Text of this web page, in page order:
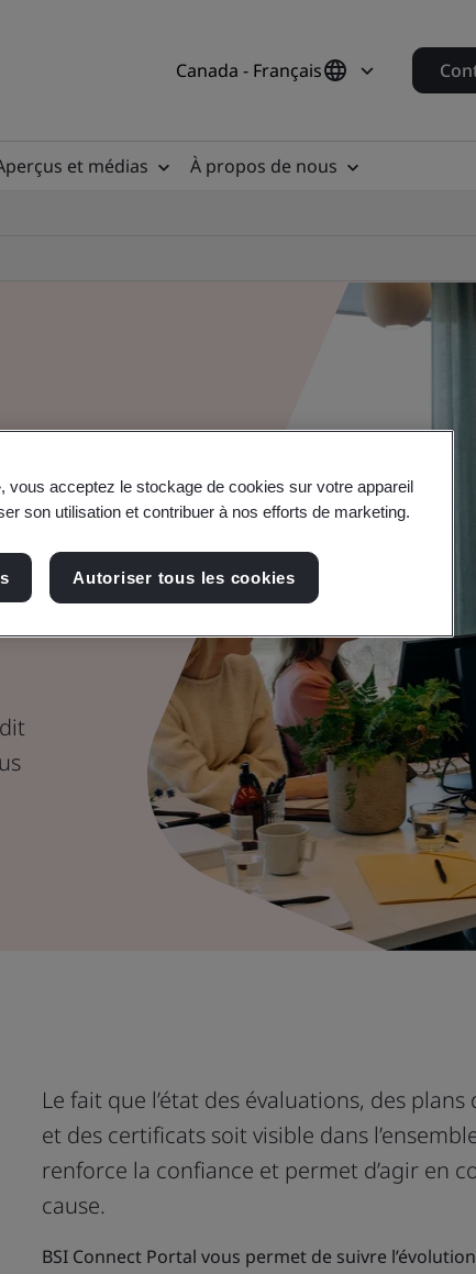
Canada - Français
et médias
À propos de nous
Le fait que l’état des évaluations, des plans
et des certificats soit visible dans
renforce la confiance et permet d’agir en
cause.
BSI Connect Portal vous permet de suivre
vous acceptez le stockage de cookies sur votre appareil
son utilisation et contribuer à nos efforts de marketing.
Autoriser tous les cookies